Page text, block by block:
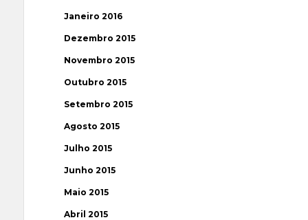
Janeiro 2016
Dezembro 2015
Novembro 2015
Outubro 2015
Setembro 2015
Agosto 2015
Julho 2015
Junho 2015
Maio 2015
Abril 2015